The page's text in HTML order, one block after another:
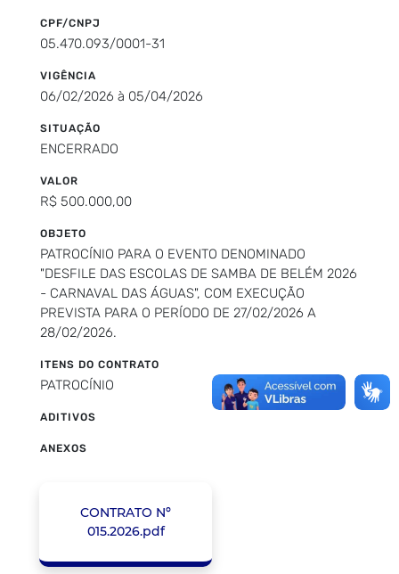
CPF/CNPJ
05.470.093/0001-31
VIGÊNCIA
06/02/2026 à 05/04/2026
SITUAÇÃO
ENCERRADO
VALOR
R$ 500.000,00
OBJETO
PATROCÍNIO PARA O EVENTO DENOMINADO
"DESFILE DAS ESCOLAS DE SAMBA DE BELÉM 2026
- CARNAVAL DAS ÁGUAS", COM EXECUÇÃO
PREVISTA PARA O PERÍODO DE 27/02/2026 A
28/02/2026.
ITENS DO CONTRATO
PATROCÍNIO
ADITIVOS
ANEXOS
CONTRATO Nº
015.2026.pdf